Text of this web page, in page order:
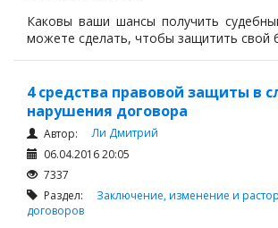
Каковы ваши шансы получить
можете сделать, чтобы защитить свой
4 средства правовой защиты в
нарушения договора
Автор:
Ли Дмитрий
06.04.2016 20:05
7337
Раздел: Заключение, изменение и
договоров